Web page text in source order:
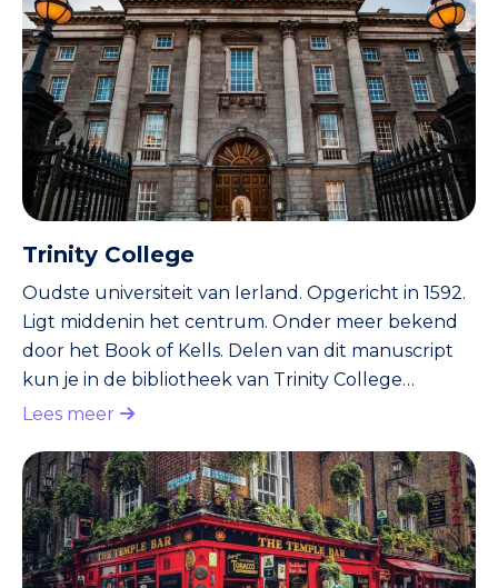
Trinity College
Oudste universiteit van Ierland. Opgericht in 1592.
Ligt middenin het centrum. Onder meer bekend
door het Book of Kells. Delen van dit manuscript
kun je in de bibliotheek van Trinity College
bekijken. Hoogstwaarschijnlijk is het manuscript
gemaakt. Het bestaat uit de eerste vier evangeliën,
allemaal in het Latijn. Verder kun je een wandeling
maken over de campus.
Lees meer